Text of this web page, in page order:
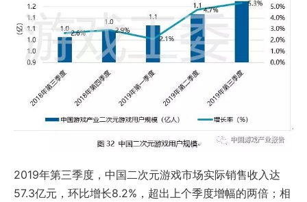
2019年第三季度，中国二次元游戏市场实际销售收入达
57.3亿元，环比增长8.2%，超出上个季度增幅的两倍；相